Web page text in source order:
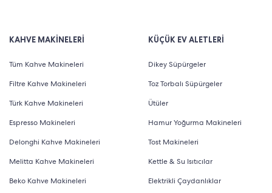
KAHVE MAKİNELERİ
Tüm Kahve Makineleri
Filtre Kahve Makineleri
Türk Kahve Makineleri
Espresso Makineleri
Delonghi Kahve Makineleri
Melitta Kahve Makineleri
Beko Kahve Makineleri
KÜÇÜK EV ALETLERİ
Dikey Süpürgeler
Toz Torbalı Süpürgeler
Ütüler
Hamur Yoğurma Makineleri
Tost Makineleri
Kettle & Su Isıtıcılar
Elektrikli Çaydanlıklar